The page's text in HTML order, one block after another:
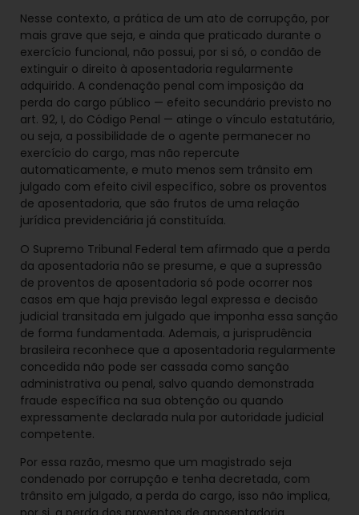
Nesse contexto, a prática de um ato de corrupção, por
mais grave que seja, e ainda que praticado durante o
exercício funcional, não possui, por si só, o condão de
extinguir o direito à aposentadoria regularmente
adquirido. A condenação penal com imposição da
perda do cargo público — efeito secundário previsto no
art. 92, I, do Código Penal — atinge o vínculo estatutário,
ou seja, a possibilidade de o agente permanecer no
exercício do cargo, mas não repercute
automaticamente, e muto menos sem trânsito em
julgado com efeito civil específico, sobre os proventos
de aposentadoria, que são frutos de uma relação
jurídica previdenciária já constituída.
O Supremo Tribunal Federal tem afirmado que a perda
da aposentadoria não se presume, e que a supressão
de proventos de aposentadoria só pode ocorrer nos
casos em que haja previsão legal expressa e decisão
judicial transitada em julgado que imponha essa sanção
de forma fundamentada. Ademais, a jurisprudência
brasileira reconhece que a aposentadoria regularmente
concedida não pode ser cassada como sanção
administrativa ou penal, salvo quando demonstrada
fraude específica na sua obtenção ou quando
expressamente declarada nula por autoridade judicial
competente.
Por essa razão, mesmo que um magistrado seja
condenado por corrupção e tenha decretada, com
trânsito em julgado, a perda do cargo, isso não implica,